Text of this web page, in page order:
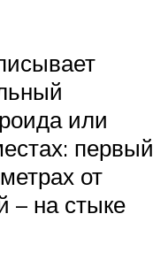
или
первый
от
– на стыке